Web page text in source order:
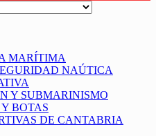
MARÍTIMA
NAÚTICA
Y SUBMARINISMO
BOTAS
DE CANTABRIA